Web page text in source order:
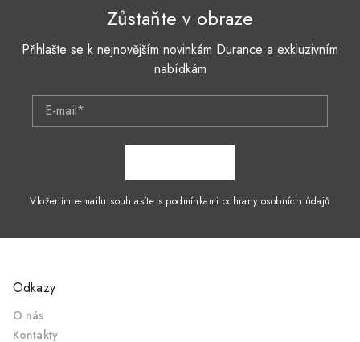
Zůstaňte v obraze
Přihlašte se k nejnovějším novinkám Durance a exkluzivním
nabídkám
E-mail*
Vložením e-mailu souhlasíte s podmínkami ochrany osobních údajů
Odkazy
O nás
Kontakty